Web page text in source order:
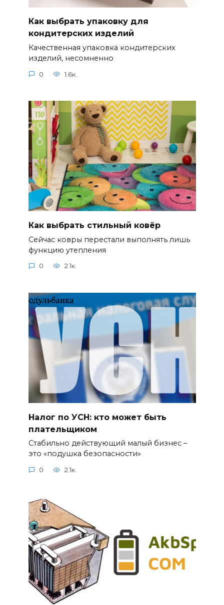
Как выбрать упаковку для
кондитерских изделий
Качественная упаковка кондитерских
изделий, несомненно
0 1.6к.
Как выбрать стильный ковёр
Сейчас ковры перестали выполнять лишь
функцию утепления
0 2.1к.
Налог по УСН: кто может быть
плательщиком
Стабильно действующий малый бизнес –
это «подушка безопасности»
0 2.1к.